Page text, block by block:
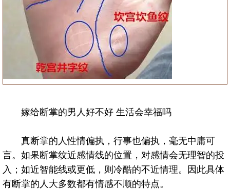
嫁给断掌的男人好不好 生活会幸福吗
真断掌的人性情偏执，行事也偏执，毫无中庸可
言。如果断掌纹近感情线的位置，对感情会无理智的投
入；如近智能线或更低，则冷酷的不近情理。因此具体
有断掌的人大多数都有情感不顺的特点。